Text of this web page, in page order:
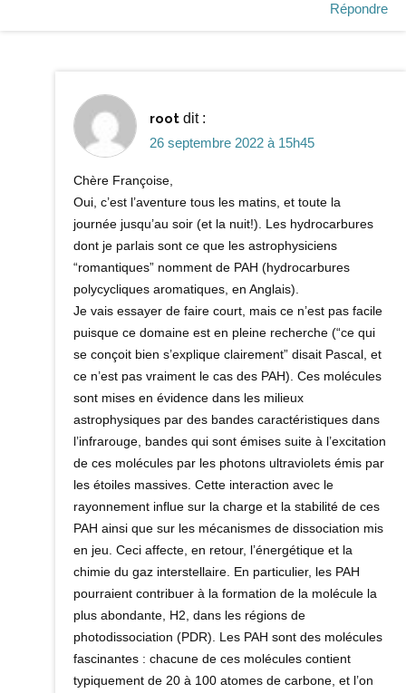
Répondre
root dit :
26 septembre 2022 à 15h45
Chère Françoise,
Oui, c’est l’aventure tous les matins, et toute la
journée jusqu’au soir (et la nuit!). Les hydrocarbures
dont je parlais sont ce que les astrophysiciens
“romantiques” nomment de PAH (hydrocarbures
polycycliques aromatiques, en Anglais).
Je vais essayer de faire court, mais ce n’est pas facile
puisque ce domaine est en pleine recherche (“ce qui
se conçoit bien s’explique clairement” disait Pascal, et
ce n’est pas vraiment le cas des PAH). Ces molécules
sont mises en évidence dans les milieux
astrophysiques par des bandes caractéristiques dans
l’infrarouge, bandes qui sont émises suite à l’excitation
de ces molécules par les photons ultraviolets émis par
les étoiles massives. Cette interaction avec le
rayonnement influe sur la charge et la stabilité de ces
PAH ainsi que sur les mécanismes de dissociation mis
en jeu. Ceci affecte, en retour, l’énergétique et la
chimie du gaz interstellaire. En particulier, les PAH
pourraient contribuer à la formation de la molécule la
plus abondante, H2, dans les régions de
photodissociation (PDR). Les PAH sont des molécules
fascinantes : chacune de ces molécules contient
typiquement de 20 à 100 atomes de carbone, et l’on